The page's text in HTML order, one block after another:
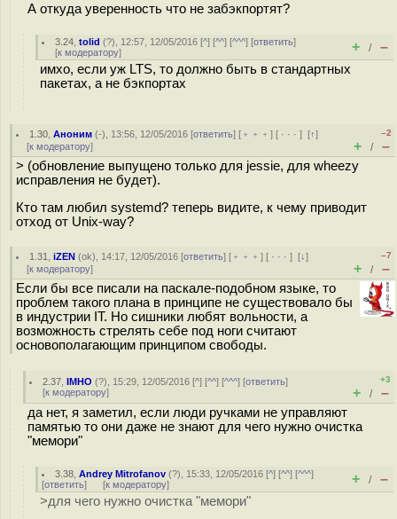
А откуда уверенность что не забэкпортят?
3.24 ,tolid (?), 12:57, 12/05/2016 [^] [^^] [^^^] [ответить]
[к модератору] + / –
имхо, если уж LTS, то должно быть в стандартных
пакетах, а не бэкпортах
1.30 ,Аноним (-), 13:56, 12/05/2016 [ответить] [ ﹢﹢﹢] [ · · ·][↑]
[к модератору]
–2
+ / –
> (обновление выпущено только для jessie, для wheezy
исправления не будет).
Кто там любил systemd? теперь видите, к чему приводит
отход от Unix-way?
1.31 ,iZEN (ok), 14:17, 12/05/2016 [ответить] [ ﹢﹢﹢] [ · · ·][↓]
[к модератору]
–7
+ / –
Если бы все писали на паскале-подобном языке, то
проблем такого плана в принципе не существовало бы
в индустрии IT. Но сишники любят вольности, а
возможность стрелять себе под ноги считают
основополагающим принципом свободы.
2.37 ,IMHO (?), 15:29, 12/05/2016 [^] [^^] [^^^] [ответить]
[к модератору]
+3
+ / –
да нет, я заметил, если люди ручками не управляют
памятью то они даже не знают для чего нужно очистка
"мемори"
3.38 ,Andrey Mitrofanov (?), 15:33, 12/05/2016 [^] [^^] [^^^]
[ответить] [к модератору] + / –
>для чего нужно очистка "мемори"